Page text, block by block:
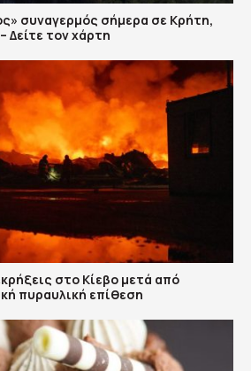
συναγερμός σήμερα σε Κρήτη,
Δείτε τον χάρτη
στο Κίεβο μετά από
πυραυλική επίθεση